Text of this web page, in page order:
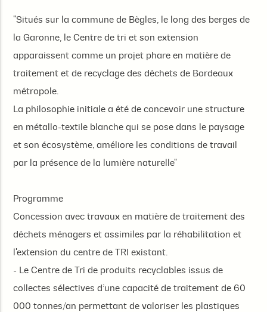
"Situés sur la commune de Bègles, le long des berges de
la Garonne, le Centre de tri et son extension
apparaissent comme un projet phare en matière de
traitement et de recyclage des déchets de Bordeaux
métropole.
La philosophie initiale a été de concevoir une structure
en métallo-textile blanche qui se pose dans le paysage
et son écosystème, améliore les conditions de travail
par la présence de la lumière naturelle"
Programme
Concession avec travaux en matière de traitement des
déchets ménagers et assimiles par la réhabilitation et
l'extension du centre de TRI existant.
- Le Centre de Tri de produits recyclables issus de
collectes sélectives d’une capacité de traitement de 60
000 tonnes/an permettant de valoriser les plastiques